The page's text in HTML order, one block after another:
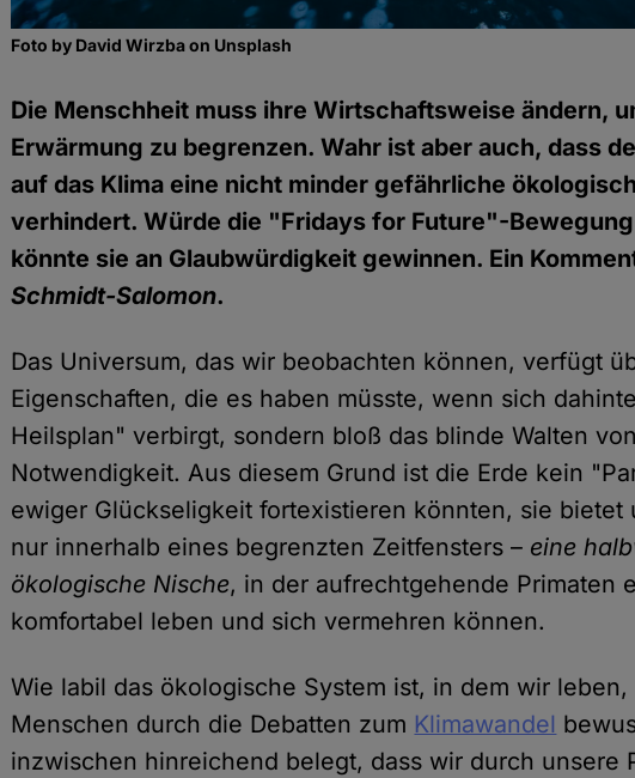
Foto by David Wirzba on Unsplash
Die Menschheit muss ihre Wirtschaftsweise ändern,
Erwärmung zu begrenzen. Wahr ist aber auch, dass
auf das Klima eine nicht minder gefährliche
verhindert. Würde die "Fridays for Future"-
könnte sie an Glaubwürdigkeit gewinnen. Ein
Schmidt-Salomon.
Das Universum, das wir beobachten können, verfügt
Eigenschaften, die es haben müsste, wenn sich
Heilsplan" verbirgt, sondern bloß das blinde Walten
Notwendigkeit. Aus diesem Grund ist die Erde kein
ewiger Glückseligkeit fortexistieren könnten, sie bietet
nur innerhalb eines begrenzten Zeitfensters – eine
ökologische Nische, in der aufrechtgehende Primaten
komfortabel leben und sich vermehren können.
Wie labil das ökologische System ist, in dem wir
Menschen durch die Debatten zum Klimawandel
inzwischen hinreichend belegt, dass wir durch unsere